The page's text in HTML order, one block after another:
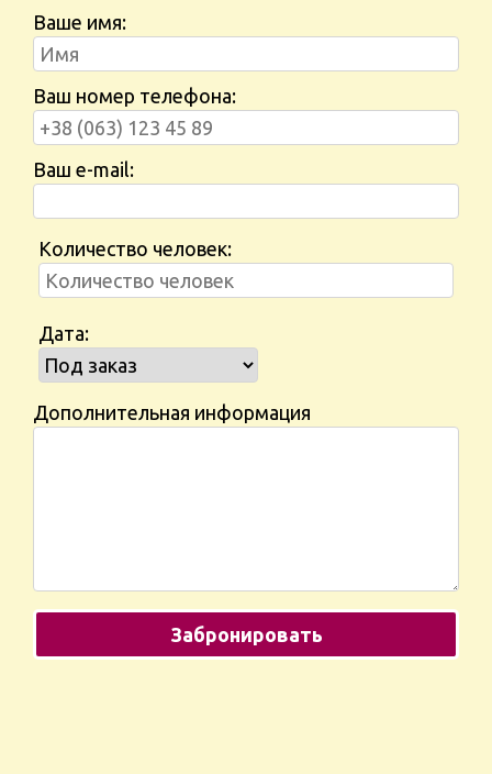
Ваше имя:
Ваш номер телефона:
Ваш e-mail:
Количество человек:
Дата:
Дополнительная информация